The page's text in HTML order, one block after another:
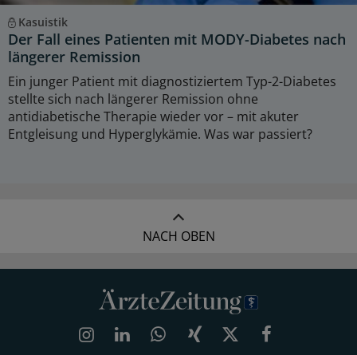
Kasuistik
Der Fall eines Patienten mit MODY-Diabetes nach
längerer Remission
Ein junger Patient mit diagnostiziertem Typ-2-Diabetes
stellte sich nach längerer Remission ohne
antidiabetische Therapie wieder vor – mit akuter
Entgleisung und Hyperglykämie. Was war passiert?
NACH OBEN